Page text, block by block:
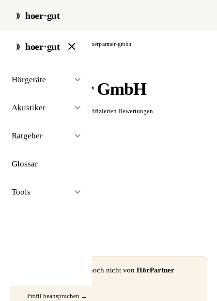
hoer·gut
hoer·gut
Hörgeräte
Akustiker
Ratgeber
Glossar
Tools
start / akustiker / berlin hoerpartner-gmbh
HörPartner GmbH
☆☆☆☆☆ Noch keine verifizierten Bewertungen
⚠ Dieses Profil wurde noch nicht von HörPartner
Profil beanspruchen →